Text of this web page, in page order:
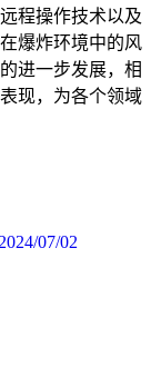
程操作技术以及
爆炸环境中的风
进一步发展，相
现，为各个领域
2024/07/02